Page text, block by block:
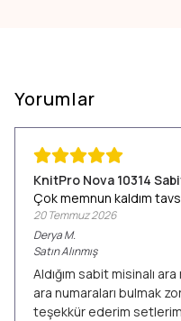
Yorumlar
KnitPro Nova 10314
Çok memnun kaldım
20 Temmuz 2026
DeryaM.
Satın Alınmış
Aldığım sabit misinalı
ara numaraları bulmak
teşekkür ederim